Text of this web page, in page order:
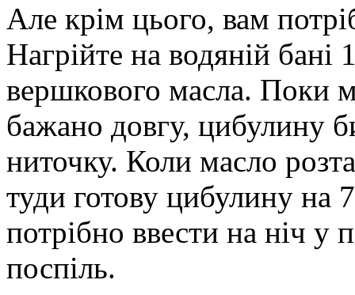
Але крім цього, вам
Нагрійте на водяній бані
вершкового масла. Поки
бажано довгу, цибулину
ниточку. Коли масло
туди готову цибулину
потрібно ввести на ніч у
поспіль.